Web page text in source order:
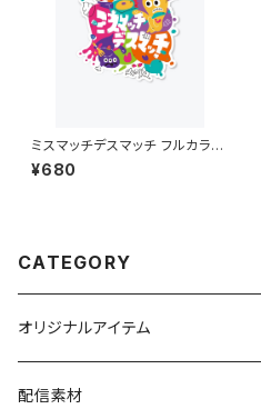
ミスマッチデスマッチ フルカラー
ステッカー
¥680
CATEGORY
オリジナルアイテム
パーカー
配信素材